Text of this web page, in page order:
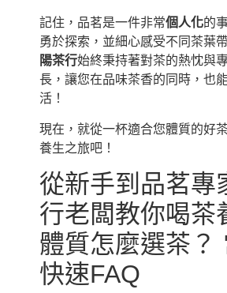
記住，品茗是一件非常個人化的
勇於探索，並細心感受不同茶葉
陽茶行始終秉持著對茶的熱忱與
長，讓您在品味茶香的同時，也
活！
現在，就從一杯適合您體質的好
養生之旅吧！
從新手到品茗專
行老闆教你喝茶
體質怎麼選茶？
快速FAQ